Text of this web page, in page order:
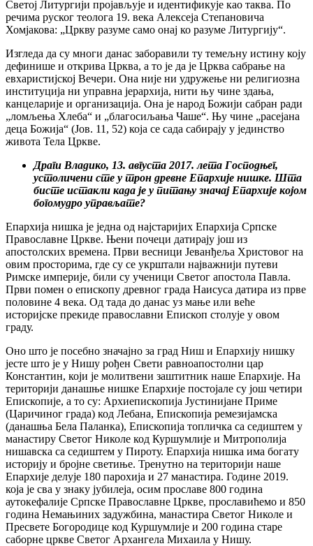
Светој Литургији пројављује и идентификује као таква. По
речима руског теолога 19. века Алексеја Степановича
Хомјакова: „Цркву разуме само онај ко разуме Литургију“.
Изгледа да су многи данас заборавили ту темељну истину коју
дефинише и открива Црква, а то је да је Црква сабрање на
евхаристијској Вечери. Она није ни удружење ни религиозна
институција ни управна јерархија, нити њу чине здања,
канцеларије и организација. Она је народ Божији сабран ради
„ломљења Хлеба“ и „благосиљања Чаше“. Њу чине „расејана
деца Божија“ (Јов. 11, 52) која се сада сабирају у јединство
живота Тела Цркве.
Драги Владико, 13. августа 2017. лета Господњег,
устоличени сте у трон древне Епархије нишке. Шта
бисте истакли када је у питању значај Епархије којом
богомудро управљате?
Епархија нишка је једна од најстаријих Епархија Српске
Православне Цркве. Њени почеци датирају још из
апостолских времена. Први весници Јеванђеља Христовог на
овим просторима, где су се укрштали најважнији путеви
Римске империје, били су ученици Светог апостола Павла.
Први помен о епископу древног града Наисуса датира из прве
половине 4 века. Од тада до данас уз мање или веће
историјске прекиде православни Епископ столује у овом
граду.
Оно што је посебно значајно за град Ниш и Епархију нишку
јесте што је у Нишу рођен Свети равноапостолни цар
Константин, који је молитвени заштитник наше Епархије. На
територији данашње нишке Епархије постојале су још четири
Епископије, а то су: Архиепископија Јустинијане Приме
(Царичиног града) код Лебана, Епископија ремезијамска
(данашња Бела Паланка), Епископија топличка са седиштем у
манастиру Светог Николе код Куршумлије и Митрополија
нишавска са седиштем у Пироту. Епархија нишка има богату
историју и бројне светиње. Тренутно на територији наше
Епархије делује 180 парохија и 27 манастира. Године 2019.
која је сва у знаку јубилеја, осим прославе 800 година
аутокефалије Српске Православне Цркве, прославићемо и 850
година Немањиних задужбина, манастира Светог Николе и
Пресвете Богородице код Куршумлије и 200 година старе
саборне цркве Светог Архангела Михаила у Нишу.